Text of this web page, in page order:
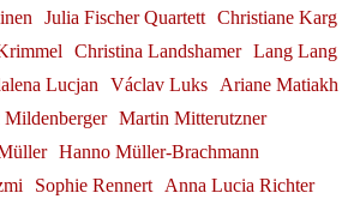
Julia Fischer Quartett Christiane Karg
Christina Landshamer Lang Lang
Lucjan Václav Luks
Ariane Matiakh
Martin Mitterutzner
Hanno Müller-Brachmann
Sophie Rennert
Anna Lucia Richter